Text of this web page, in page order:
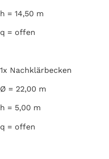
h = 14,50 m
q = offen
1x Nachklärbecken
Ø = 22,00 m
h = 5,00 m
q = offen